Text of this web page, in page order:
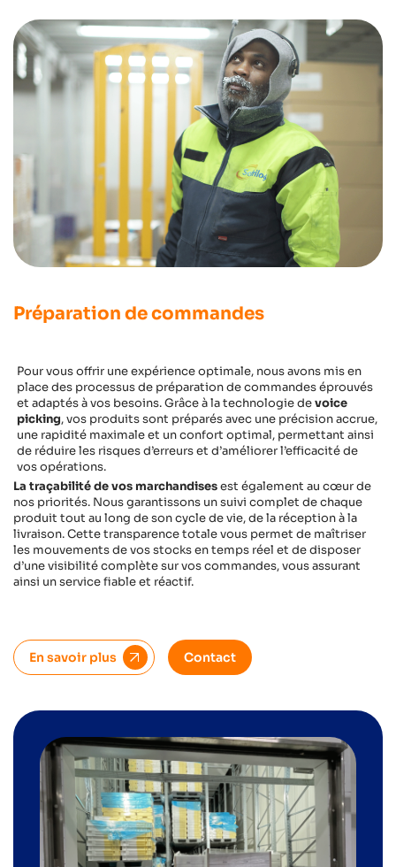
Préparation de commandes
Pour vous offrir une expérience optimale, nous avons mis en
place des processus de préparation de commandes éprouvés
et adaptés à vos besoins. Grâce à la technologie devoice
picking, vos produits sont préparés avec une précision accrue,
une rapidité maximale et un confort optimal, permettant ainsi
de réduire les risques d’erreurs et d’améliorer l’efficacité de
vos opérations.
La traçabilité de vos marchandisesest également au cœur de
nos priorités. Nous garantissons un suivi complet de chaque
produit tout au long de son cycle de vie, de la réception à la
livraison. Cette transparence totale vous permet de maîtriser
les mouvements de vos stocks en temps réel et de disposer
d’une visibilité complète sur vos commandes, vous assurant
ainsi un service fiable et réactif.
En savoir plus Contact